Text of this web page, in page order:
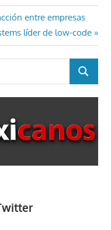
entre empresas
líder de low-code
BUSCAR